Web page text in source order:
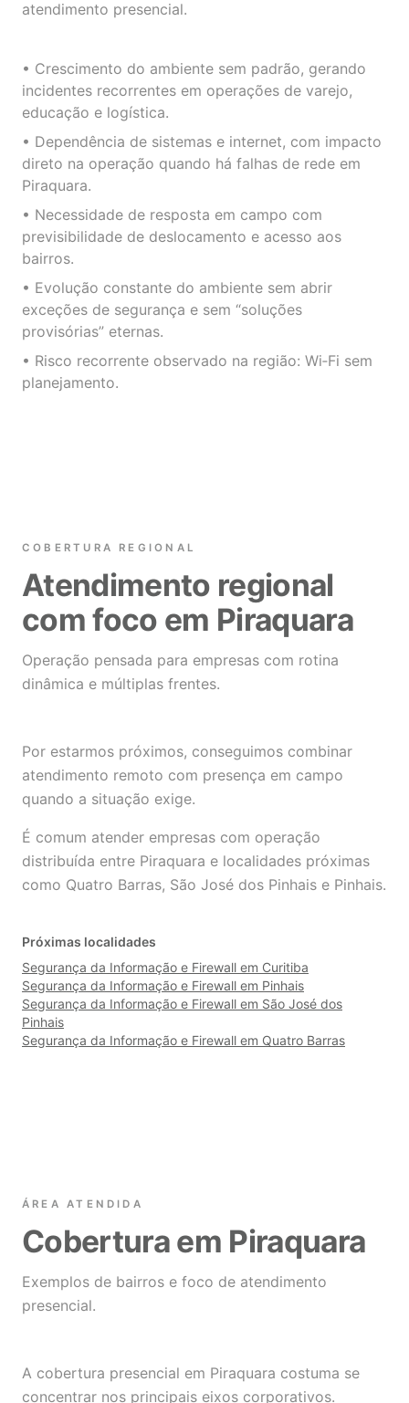
atendimento presencial.
• Crescimento do ambiente sem padrão, gerando
incidentes recorrentes em operações de varejo,
educação e logística.
• Dependência de sistemas e internet, com impacto
direto na operação quando há falhas de rede em
Piraquara.
• Necessidade de resposta em campo com
previsibilidade de deslocamento e acesso aos
bairros.
• Evolução constante do ambiente sem abrir
exceções de segurança e sem “soluções
provisórias” eternas.
• Risco recorrente observado na região: Wi‑Fi sem
planejamento.
COBERTURA REGIONAL
Atendimento regional
com foco em Piraquara
Operação pensada para empresas com rotina
dinâmica e múltiplas frentes.
Por estarmos próximos, conseguimos combinar
atendimento remoto com presença em campo
quando a situação exige.
É comum atender empresas com operação
distribuída entre Piraquara e localidades próximas
como Quatro Barras, São José dos Pinhais e Pinhais.
Próximas localidades
Segurança da Informação e Firewall em Curitiba
Segurança da Informação e Firewall em Pinhais
Segurança da Informação e Firewall em São José dos
Pinhais
Segurança da Informação e Firewall em Quatro Barras
ÁREA ATENDIDA
Cobertura em Piraquara
Exemplos de bairros e foco de atendimento
presencial.
A cobertura presencial em Piraquara costuma se
concentrar nos principais eixos corporativos.